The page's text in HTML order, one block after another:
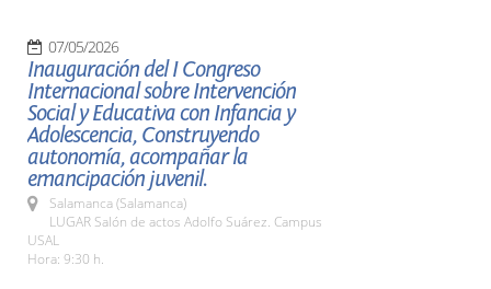
07/05/2026
Inauguración del I Congreso
Internacional sobre Intervención
Social y Educativa con Infancia y
Adolescencia, Construyendo
autonomía, acompañar la
emancipación juvenil.
Salamanca (Salamanca)
LUGAR Salón de actos Adolfo Suárez. Campus
USAL
Hora: 9:30 h.